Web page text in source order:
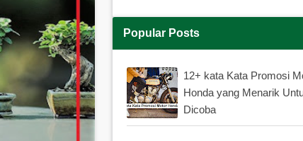
Popular Posts
12+ kata Kata Promosi
Honda yang Menarik
Dicoba